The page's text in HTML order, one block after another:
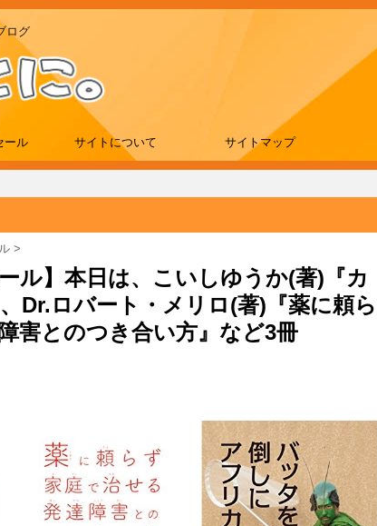
ログ
ール サイトについて サイトマップ
>
ル】本日は、こいしゆうか(著)『カ
Dr.ロバート・メリロ(著)『薬に頼ら
害とのつき合い方』など3冊